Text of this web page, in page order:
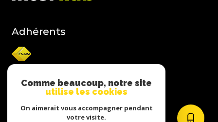
Adhérents
Nos honoraires
Comme beaucoup, notre site
utilise les cookies
On aimerait vous accompagner pendant
votre visite.